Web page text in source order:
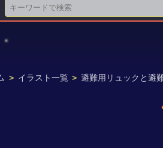
> イラスト一覧 > 避難用リュックと避